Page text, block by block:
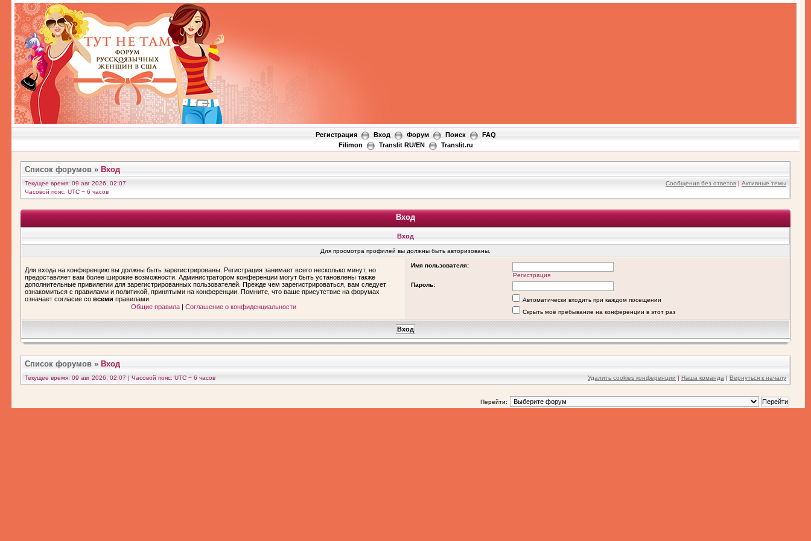
Регистрация Вход Форум Поиск
FAQ
Filimon
Translit RU/EN Translit.ru
Список форумов » Вход
Текущее время: 09 авг 2026, 02:07
Часовой пояс: UTC − 6 часов
Сообщения без ответов | Активные темы
Вход
Вход
Для просмотра профилей вы должны быть авторизованы.
Для входа на конференцию вы должны быть зарегистрированы. Регистрация занимает всего несколько минут, но
предоставляет вам более широкие возможности. Администратором конференции могут быть установлены также
дополнительные привилегии для зарегистрированных пользователей. Прежде чем зарегистрироваться, вам следует
ознакомиться с правилами и политикой, принятыми на конференции. Помните, что ваше присутствие на форумах
означает согласие со всеми правилами.
Общие правила| Соглашение о конфиденциальности
Имя пользователя:
Регистрация
Пароль:
Автоматически входить при каждом посещении
Скрыть моё пребывание на конференции в этот раз
Список форумов » Вход
Текущее время: 09 авг 2026, 02:07 | Часовой пояс: UTC − 6 часов Удалить cookies конференции | Наша команда | Вернуться к началу
Перейти: